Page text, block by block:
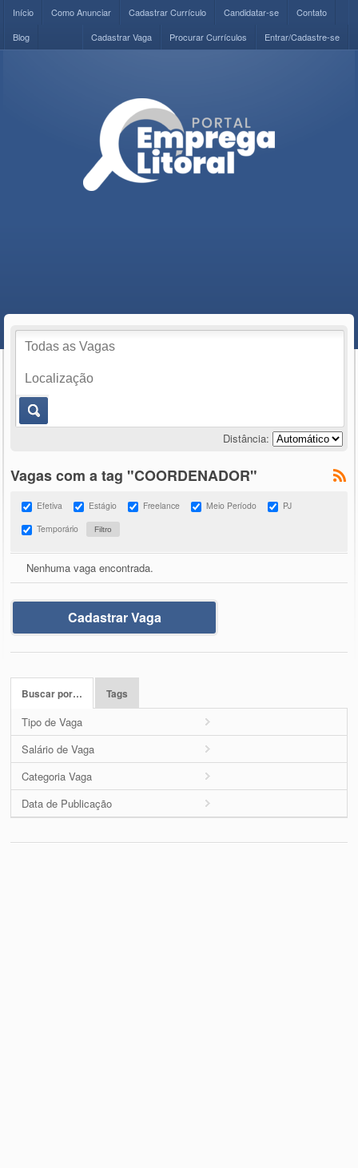
Início Como Anunciar Cadastrar Currículo Candidatar-se
Contato
Blog
Entrar/Cadastre-se
Procurar Currículos
Cadastrar Vaga
Distância:
Vagas com a tag "COORDENADOR"
Efetiva Estágio Freelance Meio Período
PJ
Temporário
Nenhuma vaga encontrada.
Cadastrar Vaga
Buscar por… Tags
Tipo de Vaga
Salário de Vaga
Categoria Vaga
Data de Publicação